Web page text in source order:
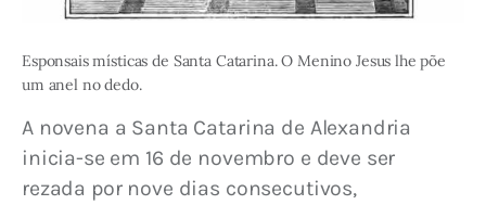
Esponsais místicas de Santa Catarina. O Menino Jesus lhe põe
um anel no dedo.
A novena a Santa Catarina de Alexandria
inicia-se em 16 de novembro e deve ser
rezada por nove dias consecutivos,